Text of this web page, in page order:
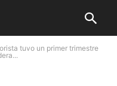
tuvo un primer trimestre